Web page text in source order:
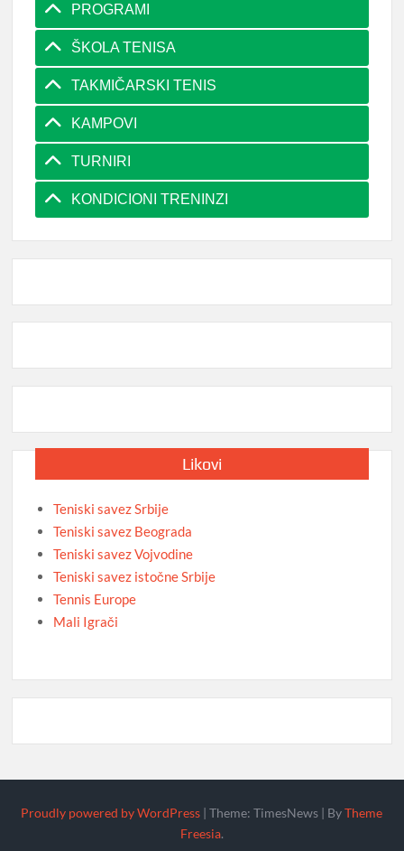
PROGRAMI
ŠKOLA TENISA
TAKMIČARSKI TENIS
KAMPOVI
TURNIRI
KONDICIONI TRENINZI
Likovi
Teniski savez Srbije
Teniski savez Beograda
Teniski savez Vojvodine
Teniski savez istočne Srbije
Tennis Europe
Mali Igrači
Proudly powered by WordPress |Theme: TimesNews | ByTheme
Freesia.